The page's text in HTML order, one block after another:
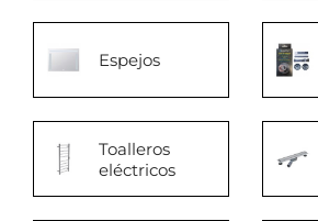
Espejos
Toalleros
eléctricos